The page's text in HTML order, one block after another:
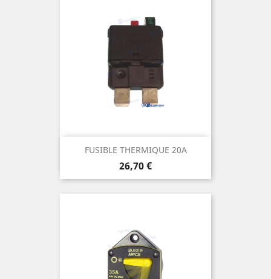
FUSIBLE THERMIQUE 20A
Prix
26,70 €